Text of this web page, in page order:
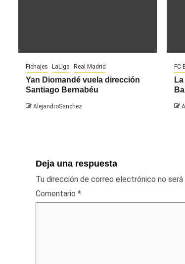
Fichajes LaLiga Real Madrid
Yan Diomandé vuela dirección
Santiago Bernabéu
AlejandroSanchez
FC
Deja una respuesta
Tu dirección de correo electrónico no será
Comentario *